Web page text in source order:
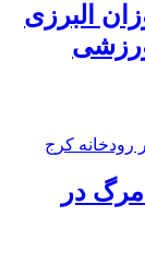
البرزی
ورزشی
در